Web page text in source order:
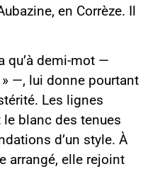
en Corrèze. Il
qu’à demi-mot —
—, lui donne pourtant
Les lignes
blanc des tenues
d’un style. À
arrangé, elle rejoint